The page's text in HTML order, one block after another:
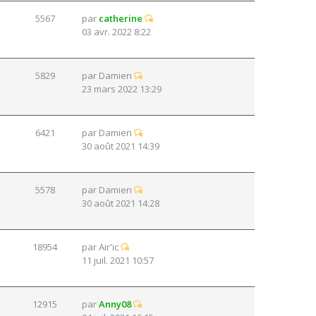
5567 par catherine
03 avr. 2022 8:22
5829 par Damien
23 mars 2022 13:29
6421 par Damien
30 août 2021 14:39
5578 par Damien
30 août 2021 14:28
18954 parAir'ic
11 juil. 2021 10:57
12915 parAnny08